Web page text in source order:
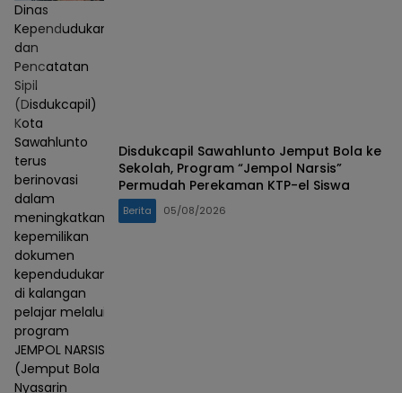
Dinas
Kependudukan
dan
Pencatatan
Sipil
(Disdukcapil)
Kota
Sawahlunto
terus
berinovasi
dalam
meningkatkan
kepemilikan
dokumen
kependudukan
di kalangan
pelajar melalui
program
JEMPOL NARSIS
(Jemput Bola
Nyasarin
Disdukcapil Sawahlunto Jemput Bola ke
Sekolah, Program “Jempol Narsis”
Permudah Perekaman KTP-el Siswa
Berita 05/08/2026